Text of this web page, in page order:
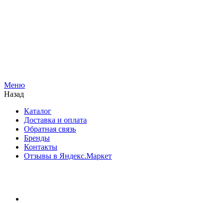
Меню
Назад
Каталог
Доставка и оплата
Обратная связь
Бренды
Контакты
Отзывы в Яндекс.Маркет